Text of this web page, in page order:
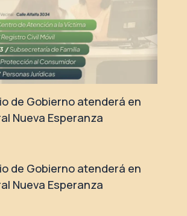
de Gobierno atenderá en
Nueva Esperanza
de Gobierno atenderá en
Nueva Esperanza